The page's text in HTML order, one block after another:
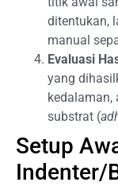
ditentukan,
manual
Evaluasi
yang
kedalaman,
substrat (
Setup
Indenter/